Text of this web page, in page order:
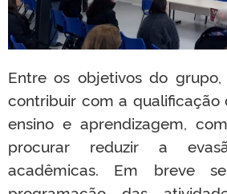
Entre os objetivos do
contribuir com a qualificação
ensino e aprendizagem,
procurar reduzir a
acadêmicas. Em breve